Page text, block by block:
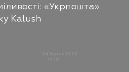
«Укрпошта»
Kalush